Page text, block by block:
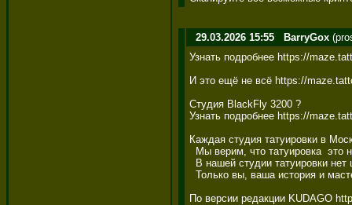
29.03.2026 15:55 BarryGox
Узнать подробнее https://
И это ещё не всё https://
Студия BlackFly 3200 ?
Узнать подробнее https://
Каждая студия татуировки в
Мы верим, что татуировка  это
В нашей студии татуировки нет
Только вы, ваша история и
По версии редакции KUDAGO